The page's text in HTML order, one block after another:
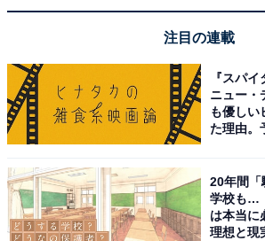
注目の連載
『スパ
ニュー・
も優しい
た理由。
20年間「
学校も…
は本当に
理想と現